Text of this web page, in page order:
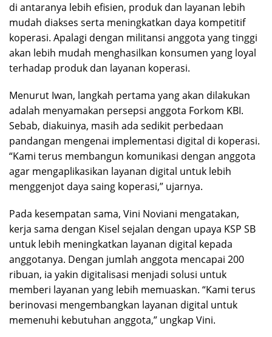
di antaranya lebih efisien, produk dan layanan lebih
mudah diakses serta meningkatkan daya kompetitif
koperasi. Apalagi dengan militansi anggota yang tinggi
akan lebih mudah menghasilkan konsumen yang loyal
terhadap produk dan layanan koperasi.
Menurut Iwan, langkah pertama yang akan dilakukan
adalah menyamakan persepsi anggota Forkom KBI.
Sebab, diakuinya, masih ada sedikit perbedaan
pandangan mengenai implementasi digital di koperasi.
“Kami terus membangun komunikasi dengan anggota
agar mengaplikasikan layanan digital untuk lebih
menggenjot daya saing koperasi,” ujarnya.
Pada kesempatan sama, Vini Noviani mengatakan,
kerja sama dengan Kisel sejalan dengan upaya KSP SB
untuk lebih meningkatkan layanan digital kepada
anggotanya. Dengan jumlah anggota mencapai 200
ribuan, ia yakin digitalisasi menjadi solusi untuk
memberi layanan yang lebih memuaskan. “Kami terus
berinovasi mengembangkan layanan digital untuk
memenuhi kebutuhan anggota,” ungkap Vini.